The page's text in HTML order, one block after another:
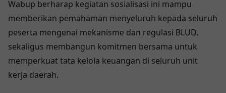
Wabup berharap kegiatan sosialisasi ini mampu
memberikan pemahaman menyeluruh kepada seluruh
peserta mengenai mekanisme dan regulasi BLUD,
sekaligus membangun komitmen bersama untuk
memperkuat tata kelola keuangan di seluruh unit
kerja daerah.